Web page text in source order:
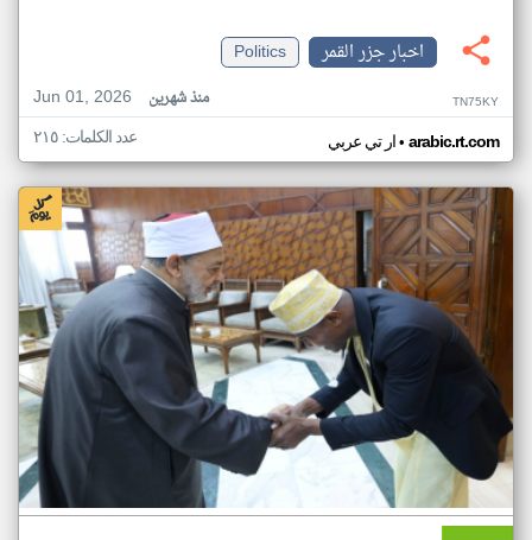
اخبار جزر القمر
Politics
Jun 01, 2026
منذ شهرين TN75KY
ار تي عربي• arabic.rt.com عدد الكلمات: ٢١٥